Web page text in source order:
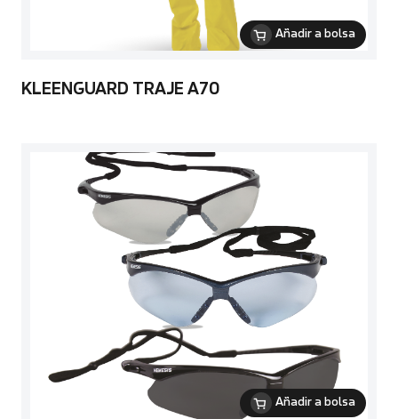
Añadir a bolsa
KLEENGUARD TRAJE A70
Añadir a bolsa